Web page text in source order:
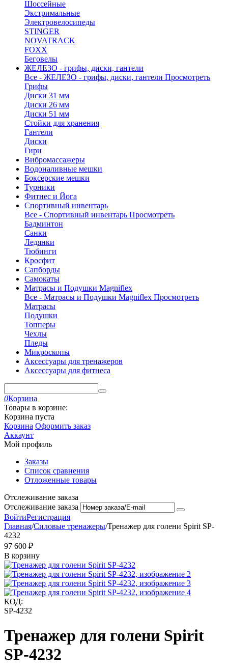
Шоссейные
Экстримальные
Электровелосипеды
STINGER
NOVATRACK
FOXX
Беговелы
ЖЕЛЕЗО - грифы, диски, гантели
Все - ЖЕЛЕЗО - грифы, диски, гантели Просмотреть
Грифы
Диски 31 мм
Диски 26 мм
Диски 51 мм
Стойки для хранения
Гантели
Диски
Гири
Вибромассажеры
Водоналивные мешки
Боксерские мешки
Турники
Фитнес и Йога
Спортивный инвентарь
Все - Спортивный инвентарь Просмотреть
Бадминтон
Санки
Ледянки
Тюбинги
Кросфит
Сапборды
Самокаты
Матрасы и Подушки Magniflex
Все - Матрасы и Подушки Magniflex Просмотреть
Матрасы
Подушки
Топперы
Чехлы
Пледы
Микроскопы
Аксессуары для тренажеров
Аксессуары для фитнеса
0Корзина
Товары в корзине:
Корзина пуста
Корзина Оформить заказ
Аккаунт
Мой профиль
Заказы
Список сравнения
Отложенные товары
Отслеживание заказа
Отслеживание заказа
ВойтиРегистрация
Главная/Силовые тренажеры/Тренажер для голени Spirit SP-
4232
97 600 ₽
В корзину
КОД:
SP-4232
Тренажер для голени Spirit
SP-4232